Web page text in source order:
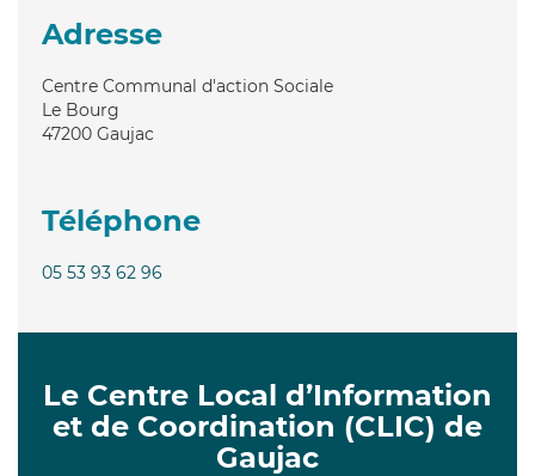
Adresse
Centre Communal d'action Sociale
Le Bourg
47200 Gaujac
Téléphone
05 53 93 62 96
Le Centre Local d’Information
et de Coordination (CLIC) de
Gaujac